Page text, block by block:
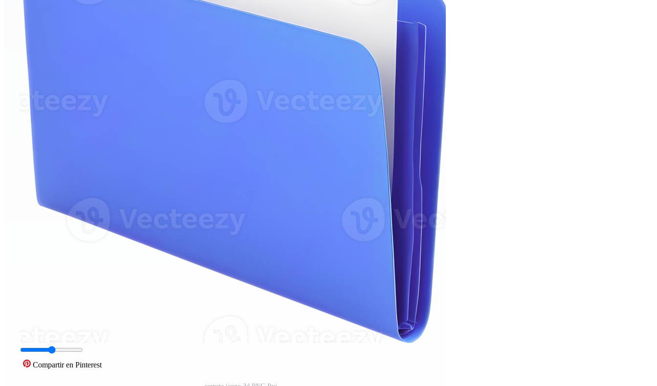
Compartir en Pinterest